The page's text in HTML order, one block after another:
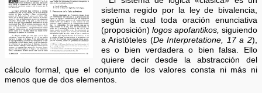
sistema regido por la ley de bivalencia,
según la cual toda oración enunciativa
(proposición) logos apofantikos, siguiendo
a Aristóteles (De Interpretatione, 17 a 2),
es o bien verdadera o bien falsa. Ello
quiere decir desde la abstracción del
cálculo formal, que el conjunto de los valores consta ni más ni
menos que de dos elementos.